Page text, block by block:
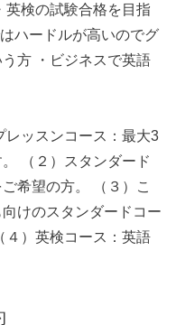
英検の試験合格を目指
ハードルが高いのでグ
方 ・ビジネスで英語
ッスンコース：最大3
（２）スタンダード
希望の方。 （３）こ
けのスタンダードコー
４）英検コース：英語